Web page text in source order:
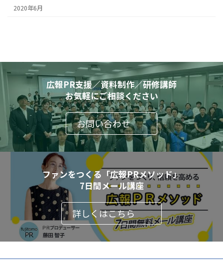
2020年6月
広報PR支援／資料制作／研修講師
お気軽にご相談ください
お問い合わせ
ファンをつくる「広報PRメソッド」
7日間メール講座
詳しくはこちら